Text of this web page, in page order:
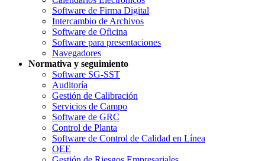
Software de Firma Digital
Intercambio de Archivos
Software de Oficina
Software para presentaciones
Navegadores
Normativa y seguimiento
Software SG-SST
Auditoría
Gestión de Calibración
Servicios de Campo
Software de GRC
Control de Planta
Software de Control de Calidad en Línea
OEE